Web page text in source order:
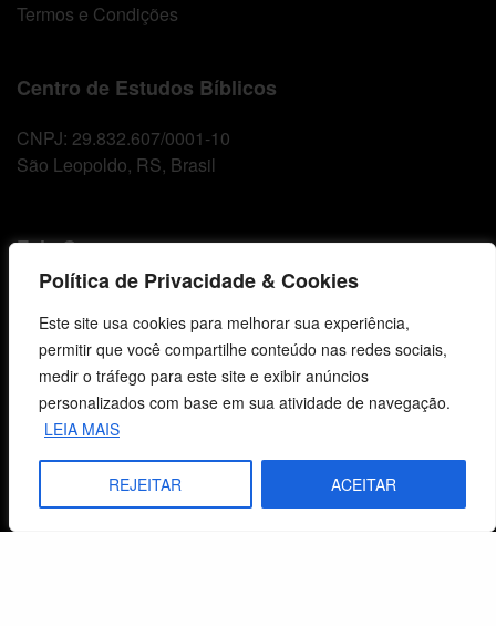
Política de Privacidade & Cookies
Este site usa cookies para melhorar sua experiência,
permitir que você compartilhe conteúdo nas redes sociais,
medir o tráfego para este site e exibir anúncios
personalizados com base em sua atividade de navegação.
LEIA MAIS
REJEITAR ACEITAR
Termos e Condições
Centro de Estudos Bíblicos
CNPJ: 29.832.607/0001-10
São Leopoldo, RS, Brasil
Fale Conosco
vendas@cebi.org.br
comunicacao@cebi.org.br
WhatsApp / Vendas
+55 (51) 99734-4518
WhatsApp / Comunicação
+55 (51) 99799-3041